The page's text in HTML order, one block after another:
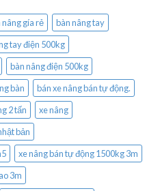
nâng gía rẻ
bàn nâng tay
tay điện 500kg
bàn nâng điện 500kg
bàn
bán xe nâng bán tự động.
2 tấn
xe nâng
bản
xe nâng bán tự động 1500kg 3m
3m